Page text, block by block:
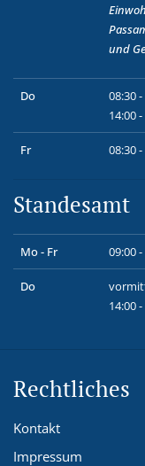
und
Do
08:30
14:00
Fr 08:30
Standesamt
Mo - Fr 09:00
Do
14:00
Rechtliches
Kontakt
Impressum